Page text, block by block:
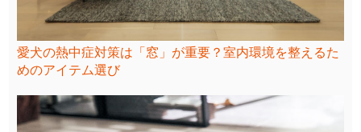
愛犬の熱中症対策は「窓」が重要？室内環境を整えるた
めのアイテム選び